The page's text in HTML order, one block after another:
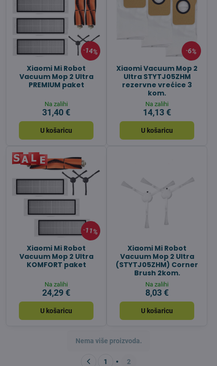
14%
Xiaomi Mi Robot
Vacuum Mop 2 Ultra
PREMIUM paket
Na zalihi
31,40 €
U košaricu
6%
Xiaomi Vacuum Mop 2
Ultra STYTJ05ZHM
rezervne vrećice 3
kom.
Na zalihi
14,13 €
U košaricu
11%
Xiaomi Mi Robot
Vacuum Mop 2 Ultra
KOMFORT paket
Na zalihi
24,29 €
U košaricu
Xiaomi Mi Robot
Vacuum Mop 2 Ultra
(STYTJ05ZHM) Corner
Brush 2kom.
Na zalihi
8,03 €
U košaricu
Nema više proizvoda.
1 2